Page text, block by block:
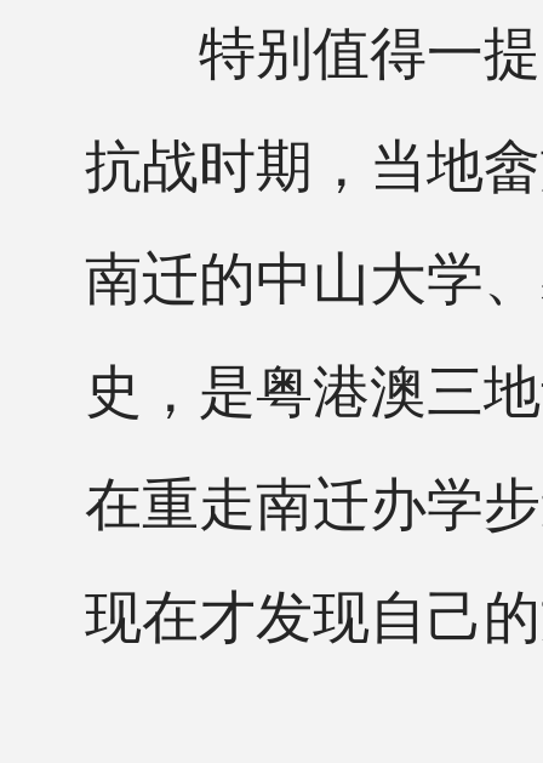
特别值得一提
抗战时期，当地
南迁的中山大学
史，是粤港澳三
在重走南迁办学
现在才发现自己